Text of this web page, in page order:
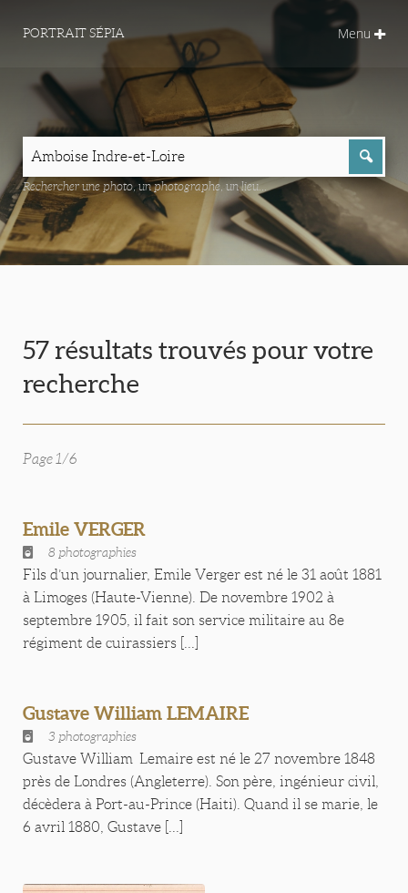
PORTRAIT SÉPIA Menu
Rechercher une photo, un photographe, un lieu...
57 résultats trouvés pour votre
recherche
Page 1/6
Emile VERGER
8 photographies
Fils d’un journalier, Emile Verger est né le 31 août 1881
à Limoges (Haute-Vienne). De novembre 1902 à
septembre 1905, il fait son service militaire au 8e
régiment de cuirassiers [...]
Gustave William LEMAIRE
3 photographies
Gustave William Lemaire est né le 27 novembre 1848
près de Londres (Angleterre). Son père, ingénieur civil,
décèdera à Port-au-Prince (Haiti). Quand il se marie, le
6 avril 1880, Gustave [...]